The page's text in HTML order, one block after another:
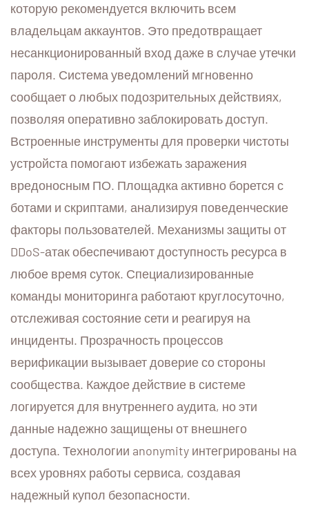
которую рекомендуется включить всем
владельцам аккаунтов. Это предотвращает
несанкционированный вход даже в случае утечки
пароля. Система уведомлений мгновенно
сообщает о любых подозрительных действиях,
позволяя оперативно заблокировать доступ.
Встроенные инструменты для проверки чистоты
устройста помогают избежать заражения
вредоносным ПО. Площадка активно борется с
ботами и скриптами, анализируя поведенческие
факторы пользователей. Механизмы защиты от
DDoS-атак обеспечивают доступность ресурса в
любое время суток. Специализированные
команды мониторинга работают круглосуточно,
отслеживая состояние сети и реагируя на
инциденты. Прозрачность процессов
верификации вызывает доверие со стороны
сообщества. Каждое действие в системе
логируется для внутреннего аудита, но эти
данные надежно защищены от внешнего
доступа. Технологии anonymity интегрированы на
всех уровнях работы сервиса, создавая
надежный купол безопасности.